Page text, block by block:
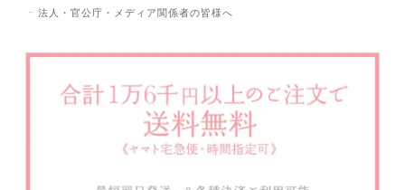
法人・官公庁・メディア関係者の皆様へ